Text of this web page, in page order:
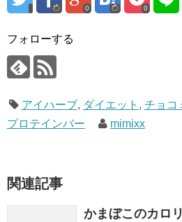
0 0
フォローする
アイハーブ, ダイエット , チョコ
プロテインバー
mimixx
関連記事
かまぼこのカロ